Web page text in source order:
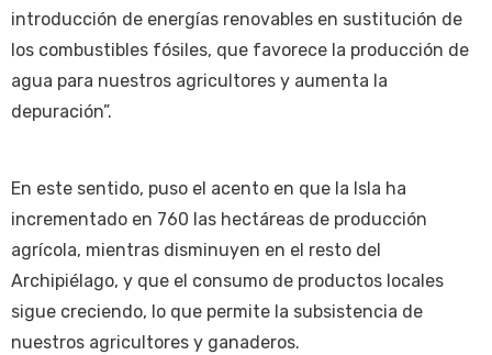
introducción de energías renovables en sustitución de
los combustibles fósiles, que favorece la producción de
agua para nuestros agricultores y aumenta la
depuración”.
En este sentido, puso el acento en que la Isla ha
incrementado en 760 las hectáreas de producción
agrícola, mientras disminuyen en el resto del
Archipiélago, y que el consumo de productos locales
sigue creciendo, lo que permite la subsistencia de
nuestros agricultores y ganaderos.